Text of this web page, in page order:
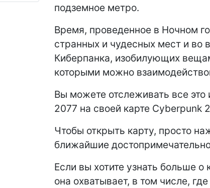
подземное метро.
Время, проведенное в Ночном
странных и чудесных мест и во
Киберпанка, изобилующих
которыми можно
Вы можете отслеживать все
2077 на своей карте Cyberpunk
Чтобы открыть карту, просто
ближайшие
Если вы хотите узнать больше о
она охватывает, в том числе,